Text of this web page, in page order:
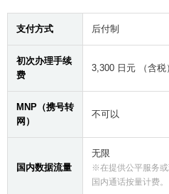
支付方式 后付制
初次办理手续
费
3,300 日元 （含税
MNP（携号转
网）
不可以
国内数据流量
无限
※在提供公平服务或
国内通话按量计费。